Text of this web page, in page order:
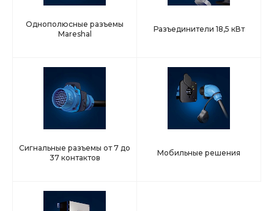
Однополюсные разъемы
Mareshal
Разъединители 18,5 кВт
Сигнальные разъемы от 7 до
37 контактов
Мобильные решения